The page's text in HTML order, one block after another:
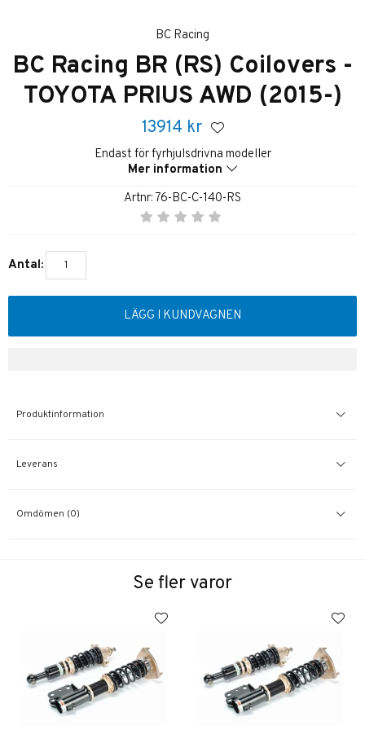
BC Racing
BC Racing BR (RS) Coilovers -
TOYOTA PRIUS AWD (2015-)
13914 kr
Endast för fyrhjulsdrivna modeller
Mer information
Artnr: 76-BC-C-140-RS
Antal:
LÄGG I KUNDVAGNEN
Produktinformation
Leverans
Omdömen (0)
Se fler varor